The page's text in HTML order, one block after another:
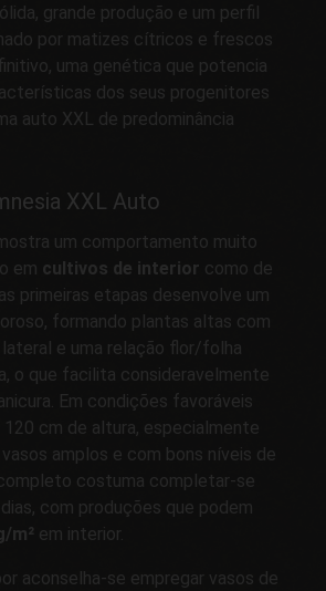
grande produção e um perfil
por matizes cítricos e frescos
uma genética que potencia
dos seus progenitores
auto XXL de predominância
XXL Auto
um comportamento muito
em cultivos de interior como de
primeiras etapas desenvolve um
formando plantas altas com
e uma relação flor/folha
o que facilita consideravelmente
Em condições favoráveis
120 cm de altura, especialmente
amplos e com bons níveis de
costuma completar-se
com produções que podem
m² em interior.
aconselha-se empregar vasos de